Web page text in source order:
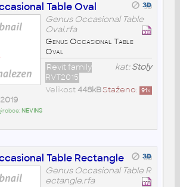
Table Oval
Genus Occasional Table
Oval.rfa
Genus Occasional Table
Oval
kat:Stoly
Revit family
RVT2015
Staženo: 91x
Velikost 448kB
NEVINS
Table Rectangle
Genus Occasional Table R
ectangle.rfa